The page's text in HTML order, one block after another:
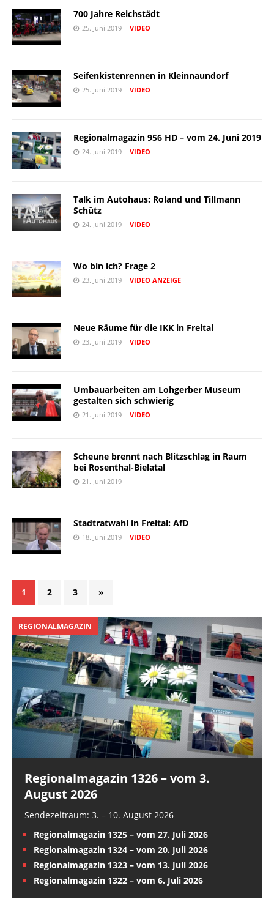
700 Jahre Reichstädt
25. Juni 2019 VIDEO
Seifenkistenrennen in Kleinnaundorf
25. Juni 2019 VIDEO
Regionalmagazin 956 HD – vom 24. Juni 2019
24. Juni 2019 VIDEO
Talk im Autohaus: Roland und Tillmann
Schütz
24. Juni 2019 VIDEO
Wo bin ich? Frage 2
23. Juni 2019 VIDEO ANZEIGE
Neue Räume für die IKK in Freital
23. Juni 2019 VIDEO
Umbauarbeiten am Lohgerber Museum
gestalten sich schwierig
21. Juni 2019 VIDEO
Scheune brennt nach Blitzschlag in Raum
bei Rosenthal-Bielatal
21. Juni 2019
Stadtratwahl in Freital: AfD
18. Juni 2019 VIDEO
1 2 3 »
REGIONALMAGAZIN
Regionalmagazin 1326 – vom 3.
August 2026
Sendezeitraum: 3. – 10. August 2026
Regionalmagazin 1325 – vom 27. Juli 2026
Regionalmagazin 1324 – vom 20. Juli 2026
Regionalmagazin 1323 – vom 13. Juli 2026
Regionalmagazin 1322 – vom 6. Juli 2026